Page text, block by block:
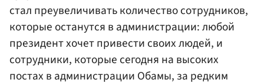
стал преувеличивать количество сотрудников,
которые останутся в администрации: любой
президент хочет привести своих людей, и
сотрудники, которые сегодня на высоких
постах в администрации Обамы, за редким